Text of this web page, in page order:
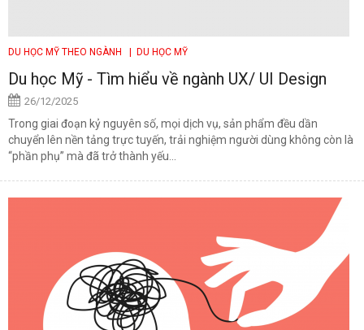
DU HỌC MỸ THEO NGÀNH | DU HỌC MỸ
Du học Mỹ - Tìm hiểu về ngành UX/ UI Design
26/12/2025
Trong giai đoạn kỷ nguyên số, mọi dịch vụ, sản phẩm đều dần
chuyển lên nền tảng trực tuyến, trải nghiệm người dùng không còn là
“phần phụ” mà đã trở thành yếu...